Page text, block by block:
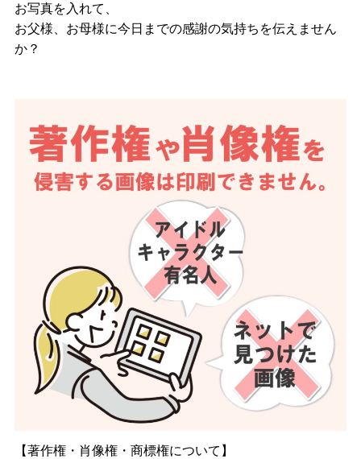
お写真を入れて、
お父様、お母様に今日までの感謝の気持ちを伝えません
か？
【著作権・肖像権・商標権について】